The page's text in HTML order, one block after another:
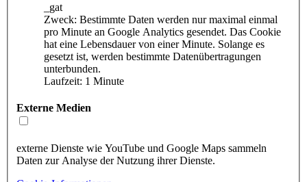
_gat
Zweck: Bestimmte Daten werden nur maximal einmal
pro Minute an Google Analytics gesendet. Das Cookie
hat eine Lebensdauer von einer Minute. Solange es
gesetzt ist, werden bestimmte Datenübertragungen
unterbunden.
Laufzeit: 1 Minute
Externe Medien
externe Dienste wie YouTube und Google Maps sammeln
Daten zur Analyse der Nutzung ihrer Dienste.